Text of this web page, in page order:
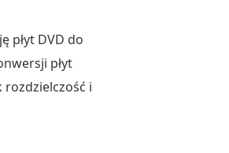
płyt DVD do
płyt
i